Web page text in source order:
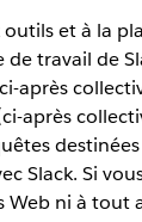
et à la
travail de
après
après
Slack. Si
Web ni à tout